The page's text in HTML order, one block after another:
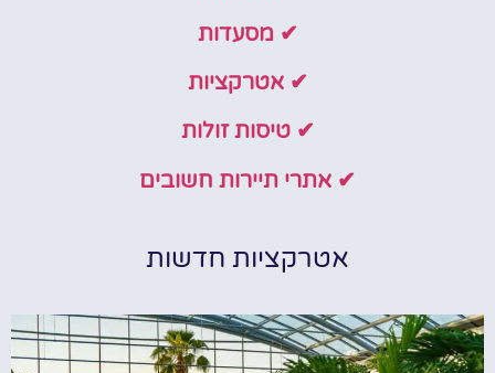
✔ מסעדות
✔ אטרקציות
✔ טיסות זולות
✔ אתרי תיירות חשובים
אטרקציות חדשות